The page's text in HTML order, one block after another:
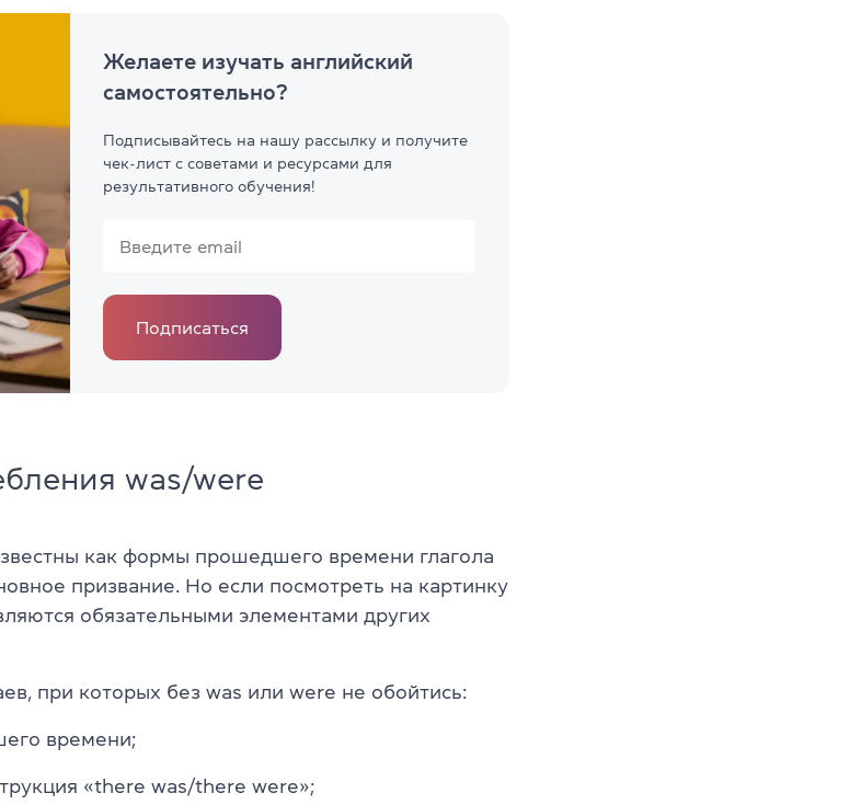
Желаете изучать английский
самостоятельно?
Подписывайтесь на нашу рассылку и получите
чек-лист с советами и ресурсами для
результативного обучения!
Подписаться
was/were
как формы прошедшего времени глагола
призвание. Но если посмотреть на картинку
обязательными элементами других
при которых без was или were не обойтись:
времени;
«there was/there were»;